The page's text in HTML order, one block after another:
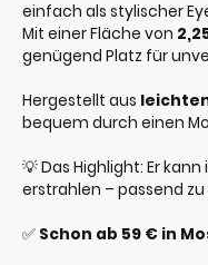
einfach als stylischer
Mit einer Fläche von
genügend Platz für
Hergestellt aus
bequem durch einen
💡 Das Highlight: Er kann
erstrahlen – passend
✅ Schon ab 59 € in